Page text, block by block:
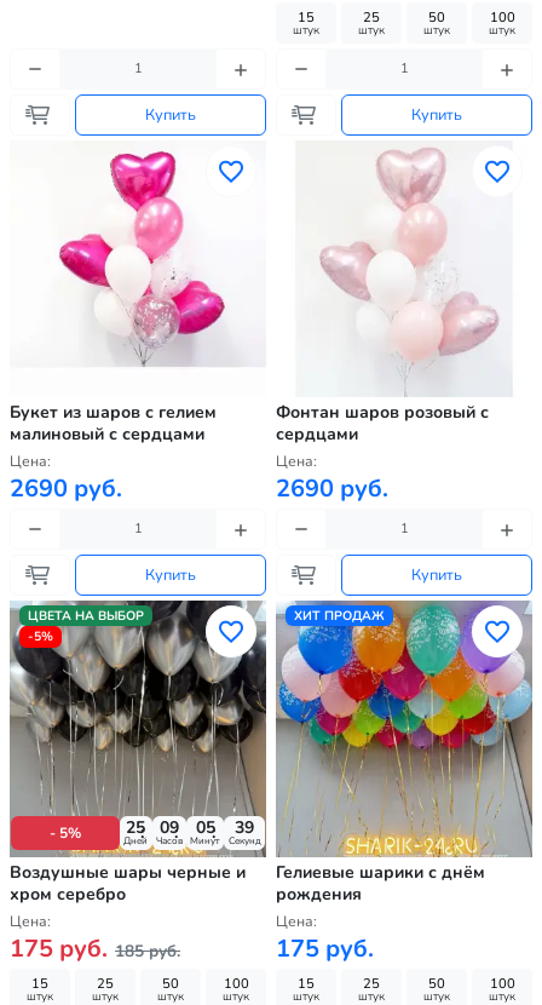
Купить
15
штук
25
штук
50
штук
100
штук
Купить
Букет из шаров с гелием
малиновый с сердцами
Цена:
2690 руб.
Купить
Фонтан шаров розовый с
сердцами
Цена:
2690 руб.
Купить
ЦВЕТА НА ВЫБОР
-5%
- 5% 25
Дней
09
Часов
05
Минут
37
Секунд
Воздушные шары черные и
хром серебро
Цена:
175 руб. 185 руб.
15
штук
25
штук
50
штук
100
штук
ХИТ ПРОДАЖ
Гелиевые шарики с днём
рождения
Цена:
175 руб.
15
штук
25
штук
50
штук
100
штук